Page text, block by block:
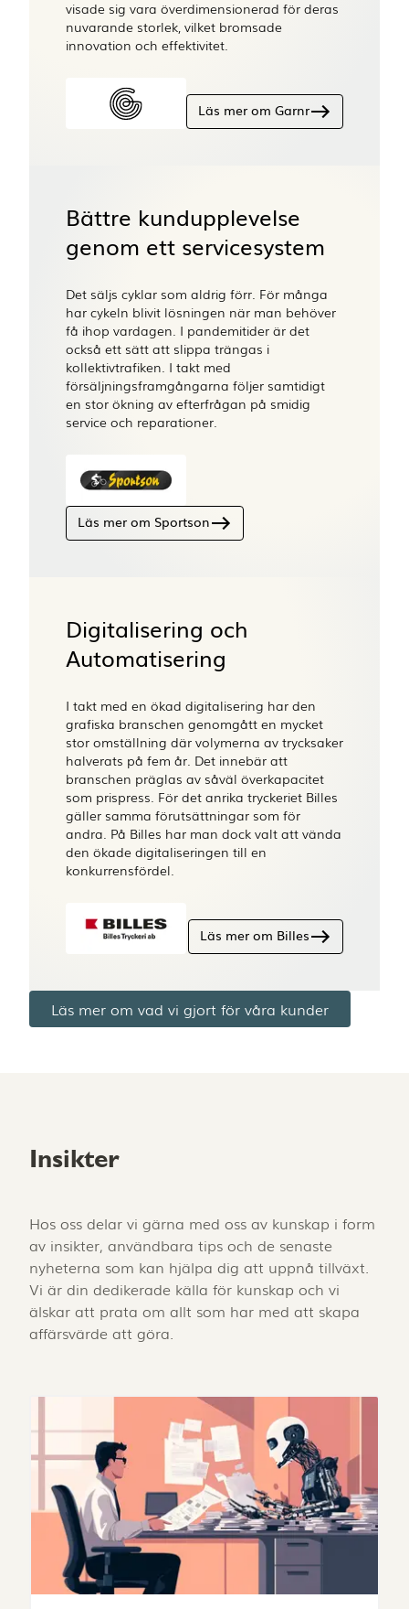
visade sig vara överdimensionerad för deras
nuvarande storlek, vilket bromsade
innovation och effektivitet.
Läs mer om Garnr
Bättre kundupplevelse
genom ett servicesystem
Det säljs cyklar som aldrig förr. För många
har cykeln blivit lösningen när man behöver
få ihop vardagen. I pandemitider är det
också ett sätt att slippa trängas i
kollektivtrafiken. I takt med
försäljningsframgångarna följer samtidigt
en stor ökning av efterfrågan på smidig
service och reparationer.
Läs mer om Sportson
Digitalisering och
Automatisering
I takt med en ökad digitalisering har den
grafiska branschen genomgått en mycket
stor omställning där volymerna av trycksaker
halverats på fem år. Det innebär att
branschen präglas av såväl överkapacitet
som prispress. För det anrika tryckeriet Billes
gäller samma förutsättningar som för
andra. På Billes har man dock valt att vända
den ökade digitaliseringen till en
konkurrensfördel.
Läs mer om Billes
Läs mer om vad vi gjort för våra kunder
Insikter
Hos oss delar vi gärna med oss av kunskap i form
av insikter, användbara tips och de senaste
nyheterna som kan hjälpa dig att uppnå tillväxt.
Vi är din dedikerade källa för kunskap och vi
älskar att prata om allt som har med att skapa
affärsvärde att göra.